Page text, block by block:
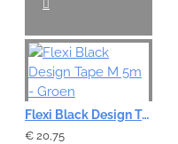
Flexi Black Design Tape M 5m - Groen
€ 20,75